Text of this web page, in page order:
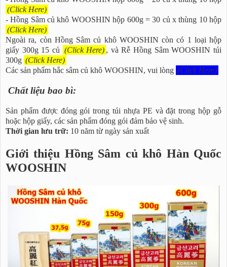
(Click Here)
- Hồng Sâm củ khô WOOSHIN hộp 600g = 30 củ x thùng 10 hộp
(Click Here)
Ngoài ra, còn Hồng Sâm củ khô WOOSHIN còn có 1 loại hộp
giấy 300g 15 củ (Click Here) , và Rễ Hồng Sâm WOOSHIN túi
300g (Click Here)
Các sản phẩm hắc sâm củ khô WOOSHIN, vui lòng (Click Here)
Chất liệu bao bì:
Sản phẩm được đóng gói trong túi nhựa PE và đặt trong hộp gỗ
hoặc hộp giấy, các sản phẩm đóng gói đảm bảo vệ sinh.
Thời gian lưu trữ: 10 năm từ ngày sản xuất
Giới thiệu Hồng Sâm củ khô Hàn Quốc
WOOSHIN